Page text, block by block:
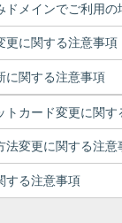
ドメインでご利用の
更に関する注意事項
に関する注意事項
トカード変更に関す
法変更に関する注意
する注意事項